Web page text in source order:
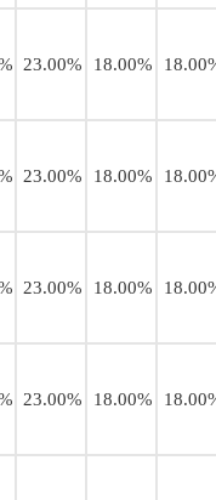
23.00% 18.00%
23.00% 18.00%
23.00% 18.00%
23.00% 18.00%